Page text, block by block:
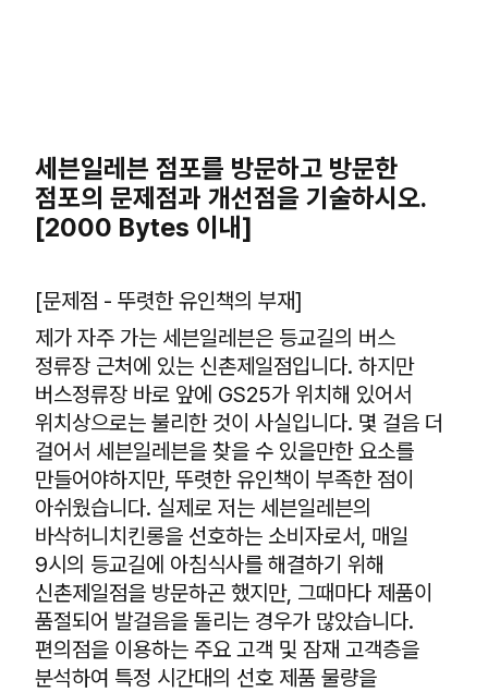
세븐일레븐 점포를 방문하고 방문한
점포의 문제점과 개선점을 기술하시오.
[2000 Bytes 이내]
[문제점 - 뚜렷한 유인책의 부재]
제가 자주 가는 세븐일레븐은 등교길의 버스
정류장 근처에 있는 신촌제일점입니다. 하지만
버스정류장 바로 앞에 GS25가 위치해 있어서
위치상으로는 불리한 것이 사실입니다. 몇 걸음 더
걸어서 세븐일레븐을 찾을 수 있을만한 요소를
만들어야하지만, 뚜렷한 유인책이 부족한 점이
아쉬웠습니다. 실제로 저는 세븐일레븐의
바삭허니치킨롱을 선호하는 소비자로서, 매일
9시의 등교길에 아침식사를 해결하기 위해
신촌제일점을 방문하곤 했지만, 그때마다 제품이
품절되어 발걸음을 돌리는 경우가 많았습니다.
편의점을 이용하는 주요 고객 및 잠재 고객층을
분석하여 특정 시간대의 선호 제품 물량을